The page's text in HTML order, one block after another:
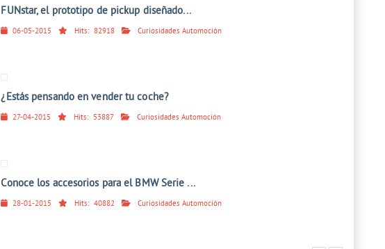
FUNstar, el prototipo de pickup diseñado...
06-05-2015 Hits: 82918 Curiosidades Automoción
¿Estás pensando en vender tu coche?
27-04-2015 Hits: 53887 Curiosidades Automoción
Conoce los accesorios para el BMW Serie ...
28-01-2015 Hits: 40882 Curiosidades Automoción